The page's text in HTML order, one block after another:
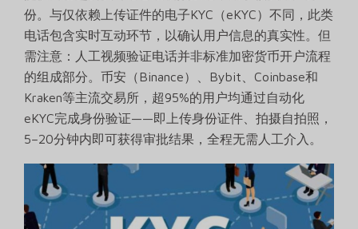
份。与仅依赖上传证件的电子KYC（eKYC）不同，此类
电话包含实时互动环节，以确认用户信息的真实性。但
需注意：人工视频验证电话并非标准加密货币开户流程
的组成部分。币安（Binance）、Bybit、Coinbase和
Kraken等主流交易所，超95%的用户均通过自动化
eKYC完成身份验证——即上传身份证件、拍摄自拍照，
5–20分钟内即可获得审批结果，全程无需人工介入。